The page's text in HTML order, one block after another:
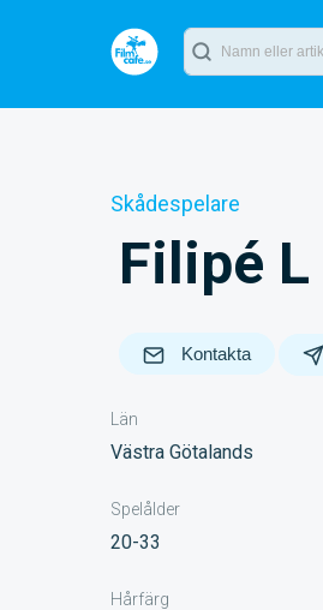
Skådespelare
Filipé L
Kontakta
Län
Västra Götalands
Spelålder
20-33
Hårfärg